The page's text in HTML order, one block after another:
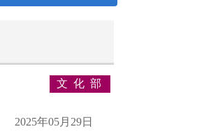
文化部
2025年05月29日